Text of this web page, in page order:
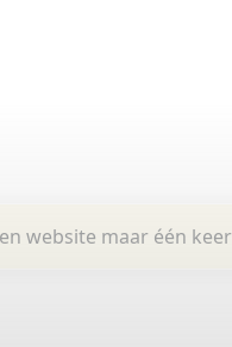
website maar één